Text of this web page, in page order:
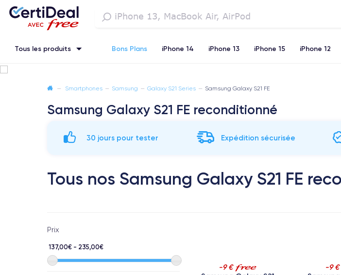
Tous les produits Bons Plans iPhone 14 iPhone 13 iPhone 15 iPhone 12
— Smartphones — Samsung — Galaxy S21 Series — Samsung Galaxy S21 FE
Samsung Galaxy S21 FE reconditionné
30 jours pour tester Expédition sécurisée
Tous nos Samsung Galaxy S21 FE
Prix
137,00€ - 235,00€
-9 €
-9 €